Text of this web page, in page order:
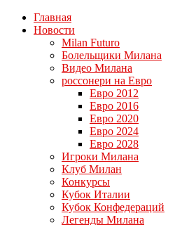
Главная
Новости
Milan Futuro
Болельщики Милана
Видео Милана
россонери на Евро
Евро 2012
Евро 2016
Евро 2020
Евро 2024
Евро 2028
Игроки Милана
Клуб Милан
Конкурсы
Кубок Италии
Кубок Конфедераций
Легенды Милана